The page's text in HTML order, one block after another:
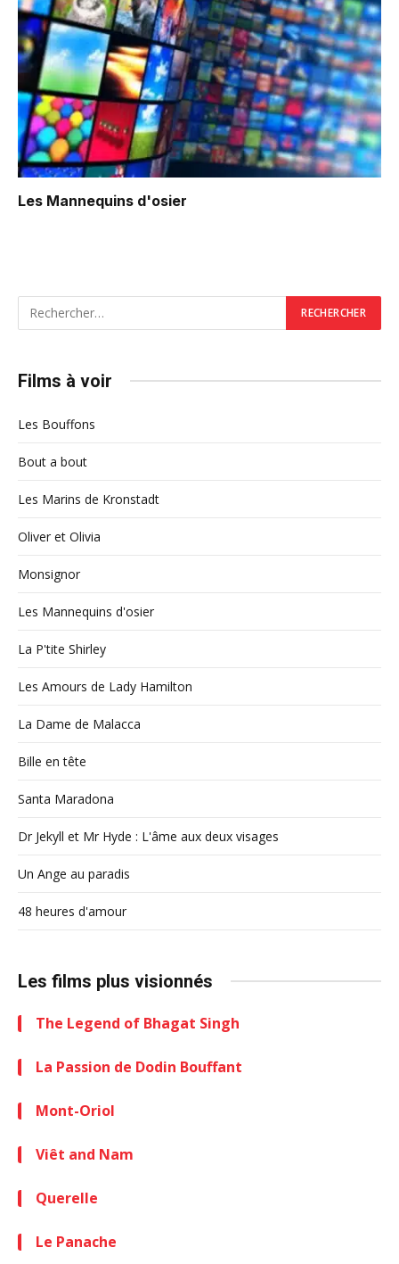
Les Mannequins d'osier
Films à voir
Les Bouffons
Bout a bout
Les Marins de Kronstadt
Oliver et Olivia
Monsignor
Les Mannequins d'osier
La P'tite Shirley
Les Amours de Lady Hamilton
La Dame de Malacca
Bille en tête
Santa Maradona
Dr Jekyll et Mr Hyde : L'âme aux deux visages
Un Ange au paradis
48 heures d'amour
Les films plus visionnés
The Legend of Bhagat Singh
La Passion de Dodin Bouffant
Mont-Oriol
Viêt and Nam
Querelle
Le Panache